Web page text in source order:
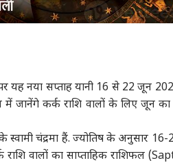
पर यह नया सप्ताह यानी 16 से 22 जून
जानेंगे कर्क राशि वालों के लिए जून का
स्वामी चंद्रमा हैं. ज्योतिष के अनुसार
वालों का साप्ताहिक राशिफल
के
बॉलीवुड
भारत में 6 नवंबर को रिलीज
नहीं होगी रणबीर कपूर की
चौंकाने वाली वजह